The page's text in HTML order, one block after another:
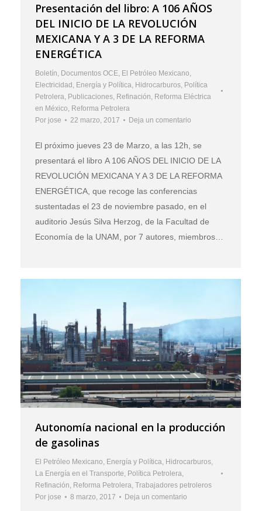
Presentación del libro: A 106 AÑOS
DEL INICIO DE LA REVOLUCIÓN
MEXICANA Y A 3 DE LA REFORMA
ENERGÉTICA
Boletín Documentos OCE El Petróleo Mexicano
Electricidad Energía y Política Hidrocarburos Política
Petrolera Publicaciones Refinación Reforma Eléctrica
en México Reforma Petrolera
Por jose 22 marzo, 2017 Deja un comentario
El próximo jueves 23 de Marzo, a las 12h, se
presentará el libro A 106 AÑOS DEL INICIO DE LA
REVOLUCIÓN MEXICANA Y A 3 DE LA REFORMA
ENERGÉTICA, que recoge las conferencias
sustentadas el 23 de noviembre pasado, en el
auditorio Jesús Silva Herzog, de la Facultad de
Economía de la UNAM, por 7 autores, miembros…
Autonomía nacional en la producción
de gasolinas
El Petróleo Mexicano, Energía y Política, Hidrocarburos,
La Energía en el Transporte, Política Petrolera,
Refinación, Reforma Petrolera, Trabajadores petroleros
Por jose 8 marzo, 2017 Deja un comentario